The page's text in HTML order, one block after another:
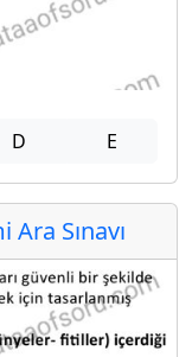
D E
Sınavı